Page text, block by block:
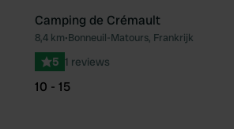
Favoriet
Camping de Crémault
8,4 km•Bonneuil-Matours, Frankrijk
5 1 reviews
10 - 15